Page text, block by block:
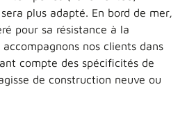
plus adapté. En bord de mer,
pour sa résistance à la
nos clients dans
compte des spécificités de
de construction neuve ou